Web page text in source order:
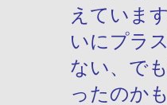
えていま
いにプラ
ない、で
ったのか